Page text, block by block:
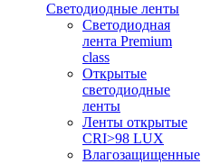
Светодиодные ленты
Светодиодная
лента Premium
class
Открытые
светодиодные
ленты
Ленты открытые
CRI>98 LUX
Влагозащищенные